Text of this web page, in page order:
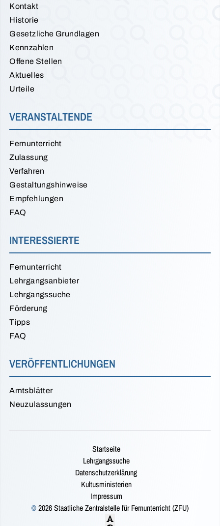
Kontakt
Historie
Gesetzliche Grundlagen
Kennzahlen
Offene Stellen
Aktuelles
Urteile
VERANSTALTENDE
Fernunterricht
Zulassung
Verfahren
Gestaltungshinweise
Empfehlungen
FAQ
INTERESSIERTE
Fernunterricht
Lehrgangsanbieter
Lehrgangssuche
Förderung
Tipps
FAQ
VERÖFFENTLICHUNGEN
Amtsblätter
Neuzulassungen
Startseite
Lehrgangssuche
Datenschutzerklärung
Kultusministerien
Impressum
©2026 Staatliche Zentralstelle für Fernunterricht (ZFU)